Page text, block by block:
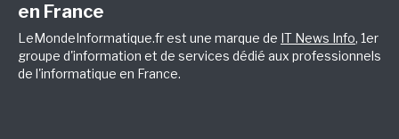
en France
LeMondeInformatique.fr est une marque de IT News Info, 1er
groupe d'information et de services dédié aux professionnels
de l'informatique en France.